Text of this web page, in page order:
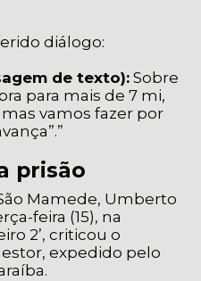
diálogo:
de texto): Sobre
para mais de 7 mi,
mas vamos fazer por
prisão
Mamede, Umberto
feira (15), na
2’, criticou o
expedido pelo